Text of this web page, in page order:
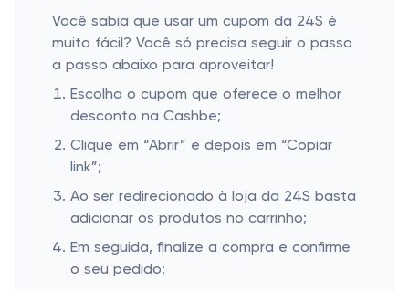
Você sabia que usar um cupom da 24S é
muito fácil? Você só precisa seguir o passo
a passo abaixo para aproveitar!
Escolha o cupom que oferece o melhor
desconto na Cashbe;
Clique em “Abrir” e depois em “Copiar
link”;
Ao ser redirecionado à loja da 24S basta
adicionar os produtos no carrinho;
Em seguida, finalize a compra e confirme
o seu pedido;